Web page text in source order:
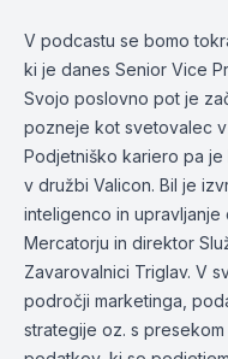
V podcastu se bomo
ki je danes Senior Vice
Svojo poslovno pot je
pozneje kot svetovalec
Podjetniško kariero pa
v družbi Valicon. Bil je
inteligenco in
Mercatorju in direktor
Zavarovalnici Triglav. V
področji marketinga,
strategije oz. s